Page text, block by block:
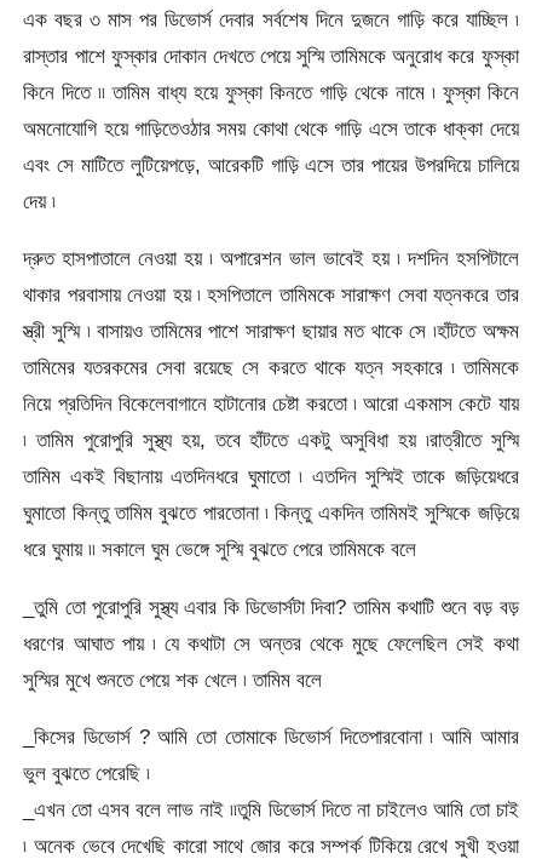
এক বছর ৩ মাস পর ডিভোর্স দেবার সর্বশেষ দিনে দুজনে গাড়ি করে যাচ্ছিল ৷
রাস্তার পাশে ফুস্কার দোকান দেখতে পেয়ে সুস্মি তামিমকে অনুরোধ করে ফুস্কা
কিনে দিতে ৷৷ তামিম বাধ্য হয়ে ফুস্কা কিনতে গাড়ি থেকে নামে ৷ ফুস্কা কিনে
অমনোযোগি হয়ে গাড়িতেওঠার সময় কোথা থেকে গাড়ি এসে তাকে ধাক্কা দেয়ে
এবং সে মাটিতে লুটিয়েপড়ে, আরেকটি গাড়ি এসে তার পায়ের উপরদিয়ে চালিয়ে
দেয় ৷
দ্রুত হাসপাতালে নেওয়া হয় ৷ অপারেশন ভাল ভাবেই হয় ৷ দশদিন হসপিটালে
থাকার পরবাসায় নেওয়া হয় ৷ হসপিতালে তামিমকে সারাক্ষণ সেবা যত্নকরে তার
স্ত্রী সুস্মি ৷ বাসায়ও তামিমের পাশে সারাক্ষণ ছায়ার মত থাকে সে ৷হাঁটতে অক্ষম
তামিমের যতরকমের সেবা রয়েছে সে করতে থাকে যত্ন সহকারে ৷ তামিমকে
নিয়ে প্রতিদিন বিকেলেবাগানে হাটানোর চেষ্টা করতো ৷ আরো একমাস কেটে যায়
৷ তামিম পুরোপুরি সুস্থ্য হয়, তবে হাঁটতে একটু অসুবিধা হয় ৷রাত্রীতে সুস্মি
তামিম একই বিছানায় এতদিনধরে ঘুমাতো ৷ এতদিন সুস্মিই তাকে জড়িয়েধরে
ঘুমাতো কিন্তু তামিম বুঝতে পারতোনা ৷ কিন্তু একদিন তামিমই সুস্মিকে জড়িয়ে
ধরে ঘুমায় ৷৷ সকালে ঘুম ভেঙ্গে সুস্মি বুঝতে পেরে তামিমকে বলে
_তুমি তো পুরোপুরি সুস্থ্য এবার কি ডিভোর্সটা দিবা? তামিম কথাটি শুনে বড় বড়
ধরণের আঘাত পায় ৷ যে কথাটা সে অন্তর থেকে মুছে ফেলেছিল সেই কথা
সুস্মির মুখে শুনতে পেয়ে শক খেলে ৷ তামিম বলে
_কিসের ডিভোর্স ? আমি তো তোমাকে ডিভোর্স দিতেপারবোনা ৷ আমি আমার
ভুল বুঝতে পেরেছি ৷
_এখন তো এসব বলে লাভ নাই ৷৷তুমি ডিভোর্স দিতে না চাইলেও আমি তো চাই
৷ অনেক ভেবে দেখেছি কারো সাথে জোর করে সম্পর্ক টিকিয়ে রেখে সুখী হওয়া